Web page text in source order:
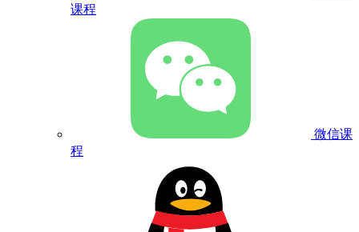
课程
微信课
程